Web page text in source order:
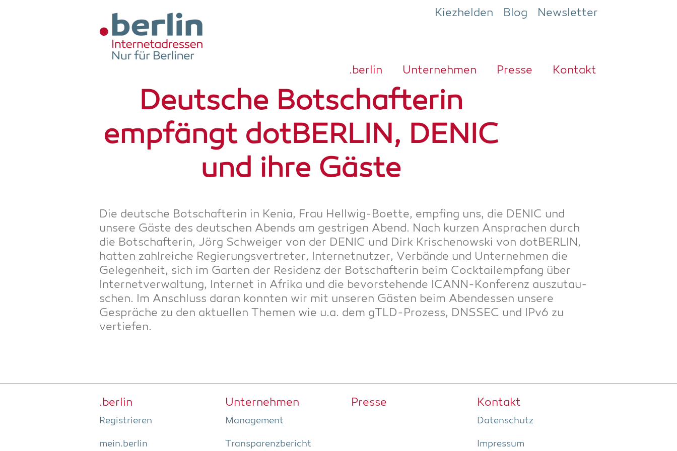
Zum Hauptinhalt springen Kiezhelden Blog Newsletter
.ber­lin Unter­neh­men Pres­se Kon­takt
Deut­sche Bot­schaf­te­rin
emp­fängt dot­BER­LIN, DENIC
und ihre Gäste
Die deut­sche Bot­schaf­te­rin in Kenia, Frau Hell­wig-Boet­te, emp­fing uns, die DENIC und
unse­re Gäs­te des deut­schen Abends am gest­ri­gen Abend. Nach kur­zen Anspra­chen durch
die Bot­schaf­te­rin, Jörg Schwei­ger von der DENIC und Dirk Kri­schenow­ski von dot­BER­LIN,
hat­ten zahl­rei­che Regie­rungs­ver­tre­ter, Inter­net­nut­zer, Ver­bän­de und Unter­neh­men die
Gele­gen­heit, sich im Gar­ten der Resi­denz der Bot­schaf­te­rin beim Cock­tail­emp­fang über
Inter­net­ver­wal­tung, Inter­net in Afri­ka und die bevor­ste­hen­de ICANN-Kon­fe­renz aus­zu­tau­
schen. Im Anschluss dar­an konn­ten wir mit unse­ren Gäs­ten beim Abend­essen unse­re
Gesprä­che zu den aktu­el­len The­men wie u.a. dem gTLD-Pro­zess, DNSSEC und IPv6 zu
vertiefen.
.ber­lin
Regis­trie­ren
mein.berlin
Unter­neh­men
Manage­ment
Trans­pa­renz­be­richt
Pres­se Kon­takt
Daten­schutz
Impres­sum